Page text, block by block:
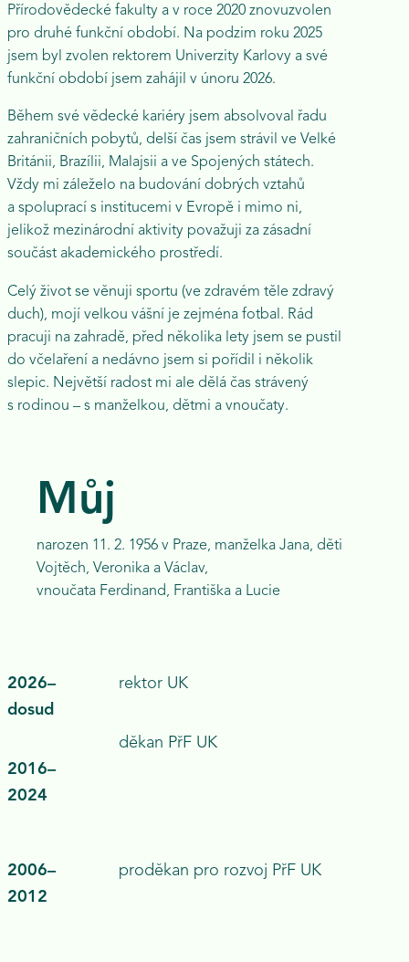
Přírodovědecké fakulty a v roce 2020 znovuzvolen
pro druhé funkční období. Na podzim roku 2025
jsem byl zvolen rektorem Univerzity Karlovy a své
funkční období jsem zahájil v únoru 2026.
Během své vědecké kariéry jsem absolvoval řadu
zahraničních pobytů, delší čas jsem strávil ve Velké
Británii, Brazílii, Malajsii a ve Spojených státech.
Vždy mi záleželo na budování dobrých vztahů
a spoluprací s institucemi v Evropě i mimo ni,
jelikož mezinárodní aktivity považuji za zásadní
součást akademického prostředí.
Celý život se věnuji sportu (ve zdravém těle zdravý
duch), mojí velkou vášní je zejména fotbal. Rád
pracuji na zahradě, před několika lety jsem se pustil
do včelaření a nedávno jsem si pořídil i několik
slepic. Největší radost mi ale dělá čas strávený
s rodinou – s manželkou, dětmi a vnoučaty.
Můj
narozen 11. 2. 1956 v Praze, manželka Jana, děti
Vojtěch, Veronika a Václav,
vnoučata Ferdinand, Františka a Lucie
2026–
dosud
2016–
2024
rektorUK
děkan PřF UK
2006–
2012
proděkan pro rozvoj PřF UK